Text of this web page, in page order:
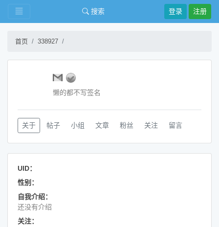
搜索 登录 注册
首页 338927
懒的都不写签名
关于 帖子 小组 文章 粉丝 关注 留言
UID：
性别：
自我介绍：
还没有介绍
关注：